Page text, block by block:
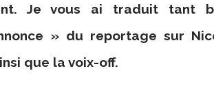
Je vous ai traduit tant
» du reportage sur
que la voix-off.